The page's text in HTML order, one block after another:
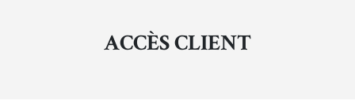
ACCÈS CLIENT